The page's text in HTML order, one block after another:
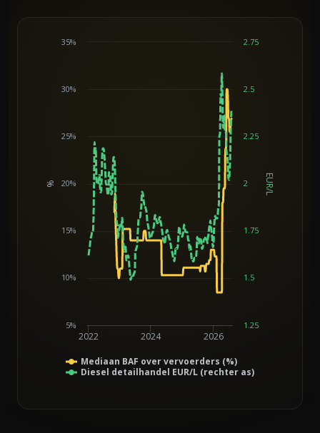
% EUR/L
Mediaan BAF over vervoerders (%)
Diesel detailhandel EUR/L (rechter as)
2022 2024 2026
5%
10%
15%
20%
25%
30%
35%
1.25
1.5
1.75
2
2.25
2.5
2.75